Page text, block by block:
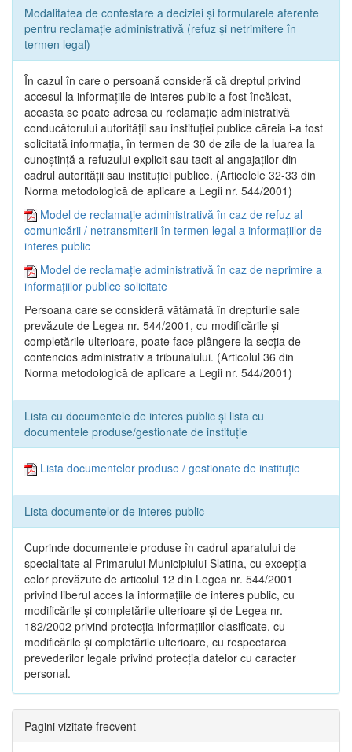
Modalitatea de contestare a deciziei și formularele aferente
pentru reclamație administrativă (refuz și netrimitere în
termen legal)
În cazul în care o persoană consideră că dreptul privind
accesul la informaţiile de interes public a fost încălcat,
aceasta se poate adresa cu reclamaţie administrativă
conducătorului autorităţii sau instituţiei publice căreia i-a fost
solicitată informaţia, în termen de 30 de zile de la luarea la
cunoştinţă a refuzului explicit sau tacit al angajaţilor din
cadrul autorităţii sau instituţiei publice. (Articolele 32-33 din
Norma metodologică de aplicare a Legii nr. 544/2001)
Model de reclamație administrativă în caz de refuz al
comunicării / netransmiterii în termen legal a informațiilor de
interes public
Model de reclamație administrativă în caz de neprimire a
informațiilor publice solicitate
Persoana care se consideră vătămată în drepturile sale
prevăzute de Legea nr. 544/2001, cu modificările şi
completările ulterioare, poate face plângere la secţia de
contencios administrativ a tribunalului. (Articolul 36 din
Norma metodologică de aplicare a Legii nr. 544/2001)
Lista cu documentele de interes public și lista cu
documentele produse/gestionate de instituție
Lista documentelor produse / gestionate de instituție
Lista documentelor de interes public
Cuprinde documentele produse în cadrul aparatului de
specialitate al Primarului Municipiului Slatina, cu excepția
celor prevăzute de articolul 12 din Legea nr. 544/2001
privind liberul acces la informațiile de interes public, cu
modificările și completările ulterioare și de Legea nr.
182/2002 privind protecția informațiilor clasificate, cu
modificările și completările ulterioare, cu respectarea
prevederilor legale privind protecția datelor cu caracter
personal.
Pagini vizitate frecvent